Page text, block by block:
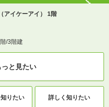
アイケーアイ） 1階
/3階建
と見たい
知りたい 詳しく知りたい